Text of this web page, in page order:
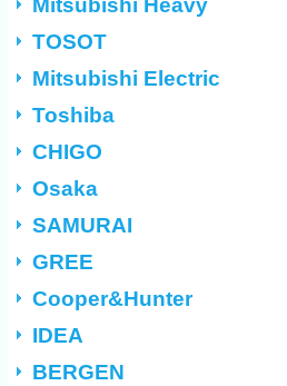
Mitsubishi Heavy
TOSOT
Mitsubishi Electric
Toshiba
CHIGO
Osaka
SAMURAI
GREE
Cooper&Hunter
IDEA
BERGEN